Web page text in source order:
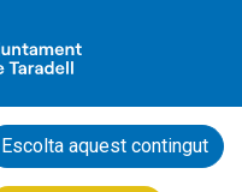
Escolta aquest contingut